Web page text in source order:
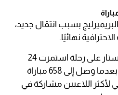
بسبب انتقال جديد،
نهائيًا.
وأسدل اللاعب الإنجليزي الستار على رحلة استمرت 24
موسمًا في الدوري الممتاز، بعدما وصل إلى 658 مباراة
اللاعبين مشاركة في